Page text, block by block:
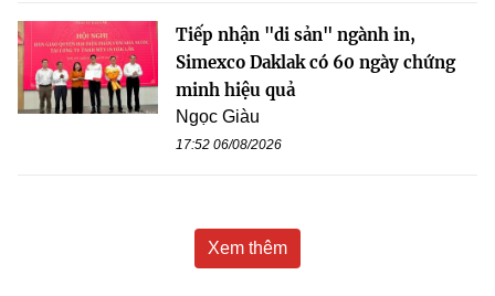
Tiếp nhận "di sản" ngành in,
Simexco Daklak có 60 ngày chứng
minh hiệu quả
Ngọc Giàu
17:52 06/08/2026
Xem thêm